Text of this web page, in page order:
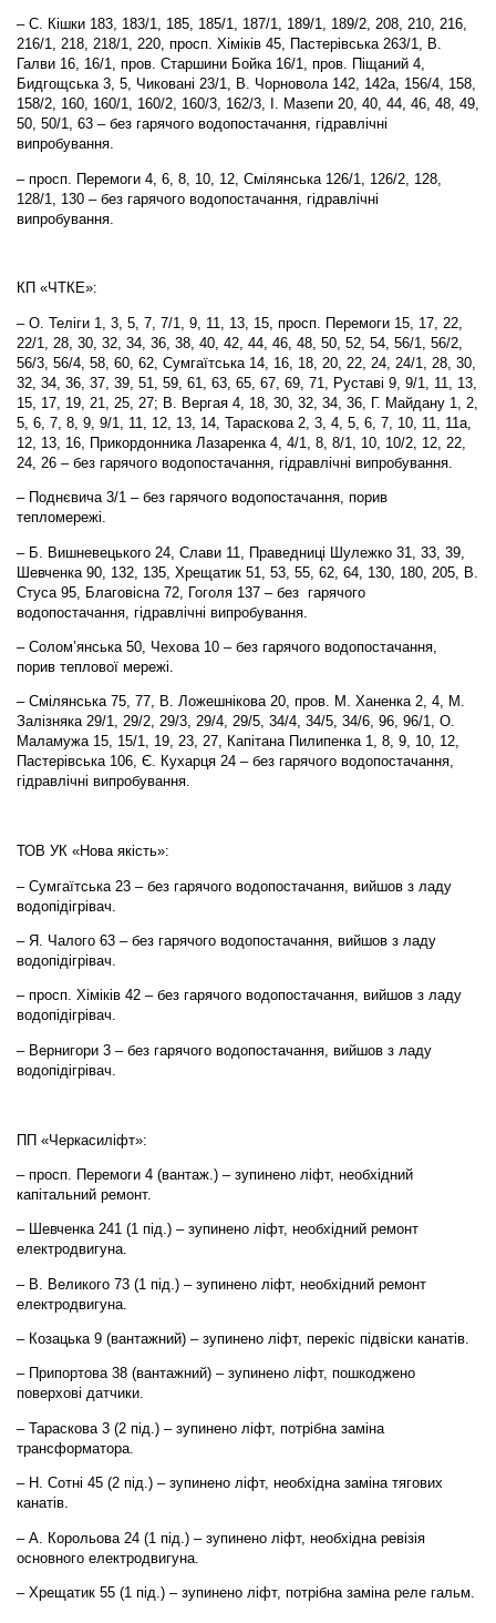
– С. Кішки 183, 183/1, 185, 185/1, 187/1, 189/1, 189/2, 208, 210, 216,
216/1, 218, 218/1, 220, просп. Хіміків 45, Пастерівська 263/1, В.
Галви 16, 16/1, пров. Старшини Бойка 16/1, пров. Піщаний 4,
Бидгощська 3, 5, Чиковані 23/1, В. Чорновола 142, 142а, 156/4, 158,
158/2, 160, 160/1, 160/2, 160/3, 162/3, І. Мазепи 20, 40, 44, 46, 48, 49,
50, 50/1, 63 – без гарячого водопостачання, гідравлічні
випробування.
– просп. Перемоги 4, 6, 8, 10, 12, Смілянська 126/1, 126/2, 128,
128/1, 130 – без гарячого водопостачання, гідравлічні
випробування.
КП «ЧТКЕ»:
– О. Теліги 1, 3, 5, 7, 7/1, 9, 11, 13, 15, просп. Перемоги 15, 17, 22,
22/1, 28, 30, 32, 34, 36, 38, 40, 42, 44, 46, 48, 50, 52, 54, 56/1, 56/2,
56/3, 56/4, 58, 60, 62, Сумгаїтська 14, 16, 18, 20, 22, 24, 24/1, 28, 30,
32, 34, 36, 37, 39, 51, 59, 61, 63, 65, 67, 69, 71, Руставі 9, 9/1, 11, 13,
15, 17, 19, 21, 25, 27; В. Вергая 4, 18, 30, 32, 34, 36, Г. Майдану 1, 2,
5, 6, 7, 8, 9, 9/1, 11, 12, 13, 14, Тараскова 2, 3, 4, 5, 6, 7, 10, 11, 11а,
12, 13, 16, Прикордонника Лазаренка 4, 4/1, 8, 8/1, 10, 10/2, 12, 22,
24, 26 – без гарячого водопостачання, гідравлічні випробування.
– Поднєвича 3/1 – без гарячого водопостачання, порив
тепломережі.
– Б. Вишневецького 24, Слави 11, Праведниці Шулежко 31, 33, 39,
Шевченка 90, 132, 135, Хрещатик 51, 53, 55, 62, 64, 130, 180, 205, В.
Стуса 95, Благовісна 72, Гоголя 137 – без гарячого
водопостачання, гідравлічні випробування.
– Солом’янська 50, Чехова 10 – без гарячого водопостачання,
порив теплової мережі.
– Смілянська 75, 77, В. Ложешнікова 20, пров. М. Ханенка 2, 4, М.
Залізняка 29/1, 29/2, 29/3, 29/4, 29/5, 34/4, 34/5, 34/6, 96, 96/1, О.
Маламужа 15, 15/1, 19, 23, 27, Капітана Пилипенка 1, 8, 9, 10, 12,
Пастерівська 106, Є. Кухарця 24 – без гарячого водопостачання,
гідравлічні випробування.
ТОВ УК «Нова якість»:
– Сумгаїтська 23 – без гарячого водопостачання, вийшов з ладу
водопідігрівач.
– Я. Чалого 63 – без гарячого водопостачання, вийшов з ладу
водопідігрівач.
– просп. Хіміків 42 – без гарячого водопостачання, вийшов з ладу
водопідігрівач.
– Вернигори 3 – без гарячого водопостачання, вийшов з ладу
водопідігрівач.
ПП «Черкасиліфт»:
– просп. Перемоги 4 (вантаж.) – зупинено ліфт, необхідний
капітальний ремонт.
– Шевченка 241 (1 під.) – зупинено ліфт, необхідний ремонт
електродвигуна.
– В. Великого 73 (1 під.) – зупинено ліфт, необхідний ремонт
електродвигуна.
– Козацька 9 (вантажний) – зупинено ліфт, перекіс підвіски канатів.
– Припортова 38 (вантажний) – зупинено ліфт, пошкоджено
поверхові датчики.
– Тараскова 3 (2 під.) – зупинено ліфт, потрібна заміна
трансформатора.
– Н. Сотні 45 (2 під.) – зупинено ліфт, необхідна заміна тягових
канатів.
– А. Корольова 24 (1 під.) – зупинено ліфт, необхідна ревізія
основного електродвигуна.
– Хрещатик 55 (1 під.) – зупинено ліфт, потрібна заміна реле гальм.